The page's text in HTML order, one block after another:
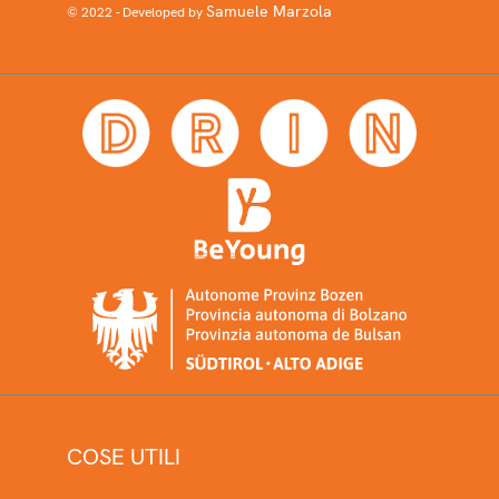
© 2022 - Developed bySamuele Marzola
COSE UTILI